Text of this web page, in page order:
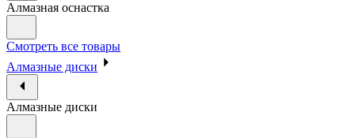
Алмазная оснастка
Смотреть все товары
Алмазные диски
Алмазные диски